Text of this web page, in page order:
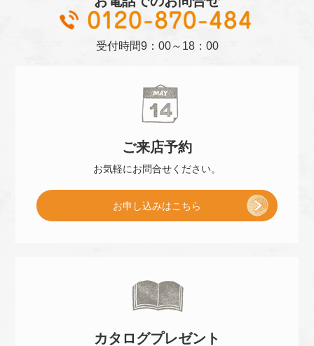
受付時間9：00～18：00
ご来店予約
お気軽にお問合せください。
お申し込みはこちら
カタログプレゼント